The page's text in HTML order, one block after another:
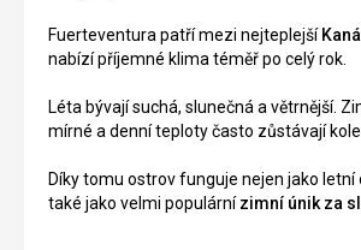
Fuerteventura patří mezi nejteplejší
nabízí příjemné klima téměř po celý rok.
Léta bývají suchá, slunečná a větrnější.
mírné a denní teploty často zůstávají
Díky tomu ostrov funguje nejen jako letní
také jako velmi populárnízimní únik za